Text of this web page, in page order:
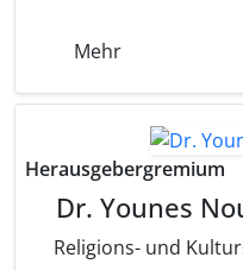
Mehr
Herausgebergremium
Dr. Younes
Religions- und